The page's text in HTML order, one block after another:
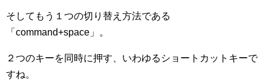
そしてもう１つの切り替え方法である
「command+space」。
２つのキーを同時に押す、いわゆるショートカットキーで
すね。